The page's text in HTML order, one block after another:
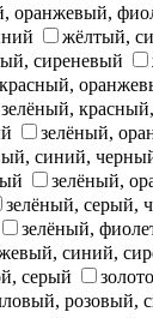
оранжевый,
жёлтый,
сиреневый
зелёный,
зелёный,
синий,
зелёный,
зелёный, серый,
зелёный,
синий,
серый
розовый,